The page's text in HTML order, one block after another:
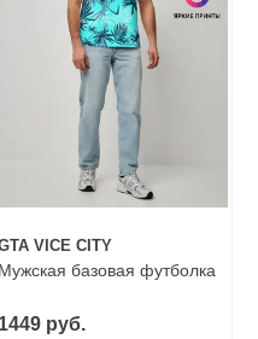
VICE CITY
Мужская базовая футболка
1449 руб.